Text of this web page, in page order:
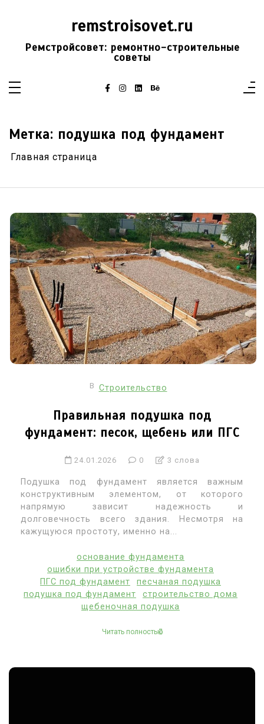
remstroisovet.ru
Ремстройсовет: ремонтно-строительные
советы
Метка: подушка под фундамент
Главная страница
В Строительство
Правильная подушка под
фундамент: песок, щебень или ПГС
24.01.2026 0 3 слова
Подушка под фундамент является важным
конструктивным элементом, от которого
напрямую зависит надежность и
долговечность всего здания. Несмотря на
кажущуюся простоту, именно на...
основание фундамента
ошибки при устройстве фундамента
ПГС под фундамент
песчаная подушка
подушка под фундамент
строительство дома
щебеночная подушка
Читать полностью